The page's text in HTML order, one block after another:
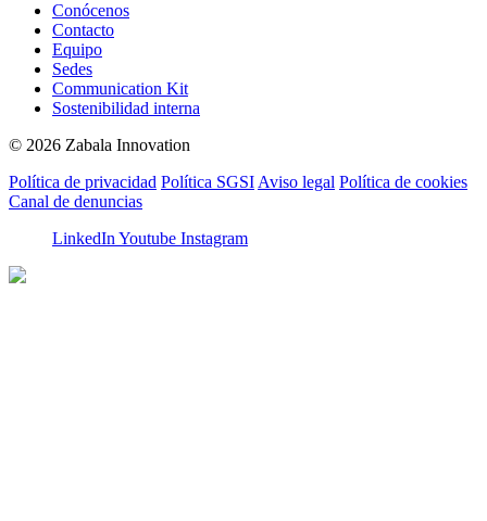
Conócenos
Contacto
Equipo
Sedes
Communication Kit
Sostenibilidad interna
© 2026 Zabala Innovation
Política de privacidad Política SGSI Aviso legal Política de cookies
Canal de denuncias
LinkedIn Youtube Instagram